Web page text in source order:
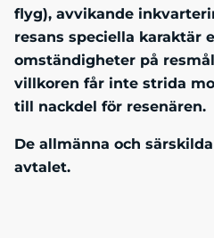
flyg), avvikande
resans speciella karaktär
omständigheter på
villkoren får inte strida
till nackdel för resenären.
De allmänna och
avtalet.